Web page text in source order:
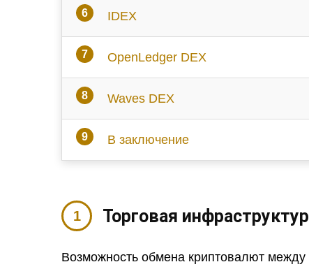
IDEX
OpenLedger DEX
Waves DEX
В заключение
Торговая
Возможность обмена криптовалют